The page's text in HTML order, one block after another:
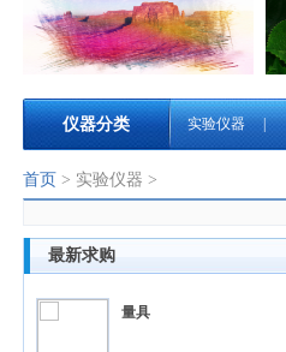
仪器分类 实验仪器
首页 > 实验仪器 >
最新求购
量具